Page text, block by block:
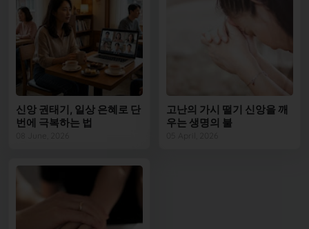
신앙 권태기, 일상 은혜로 단
번에 극복하는 법
고난의 가시 떨기 신앙을 깨
우는 생명의 불